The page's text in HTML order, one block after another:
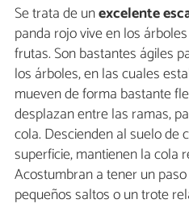
Se trata de unexcelente
panda rojo vive en los
frutas. Son bastantes ágiles
los árboles, en las cuales
mueven de forma bastante
desplazan entre las ramas,
cola. Descienden al suelo de
superficie, mantienen la cola
Acostumbran a tener un
pequeños saltos o un trote